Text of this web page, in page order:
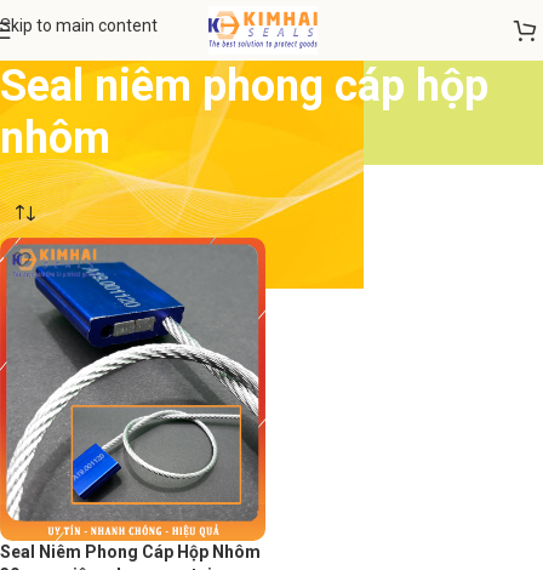
Skip to main content
Seal niêm phong cáp hộp
nhôm
Seal Niêm Phong Cáp Hộp Nhôm